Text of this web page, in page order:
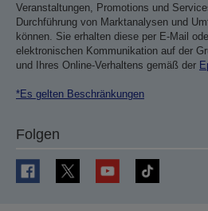
Veranstaltungen, Promotions und
Durchführung von Marktanalysen und
können. Sie erhalten diese per E-Mail
elektronischen Kommunikation auf der
und Ihres Online-Verhaltens gemäß der
*Es gelten Beschränkungen
Folgen